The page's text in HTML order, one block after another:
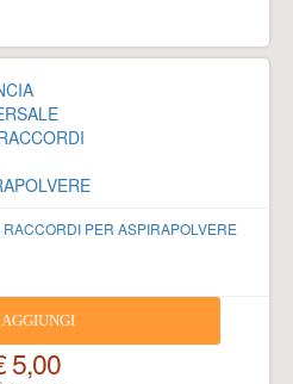
PER ASPIRAPOLVERE
AGGIUNGI
5,00